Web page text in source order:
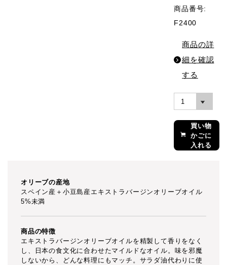
商品番号:
F2400
商品の詳
細を確認
する
買い物
かごに
入れる
オリーブの産地
スペイン産＋小豆島産エキストラバージンオリーブオイル
5%未満
商品の特徴
エキストラバージンオリーブオイルを精製して香りをなく
し、日本の食文化に合わせたマイルドなオイル。味を邪魔
しないから、どんな料理にもマッチ。サラダ油代わりに使